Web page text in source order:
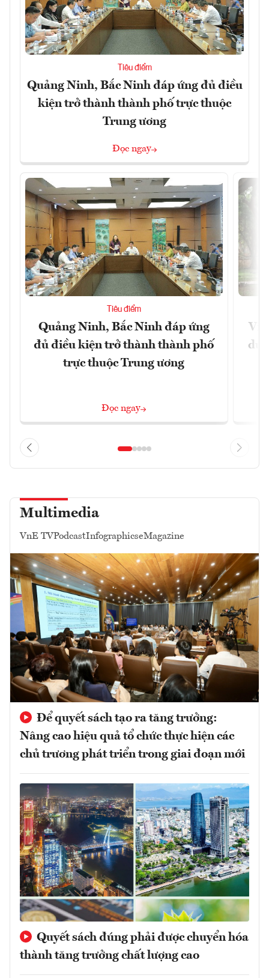
Tiêu điểm
Quảng Ninh, Bắc Ninh đáp ứng đủ điều
kiện trở thành thành phố trực thuộc
Trung ương
Đọc ngay
Tiêu điểm
Quảng Ninh, Bắc Ninh đáp ứng
đủ điều kiện trở thành thành phố
trực thuộc Trung ương
Đọc ngay
dư
Multimedia
VnE TVPodcastInfographicseMagazine
Để quyết sách tạo ra tăng trưởng:
Nâng cao hiệu quả tổ chức thực hiện các
chủ trương phát triển trong giai đoạn mới
Quyết sách đúng phải được chuyển hóa
thành tăng trưởng chất lượng cao